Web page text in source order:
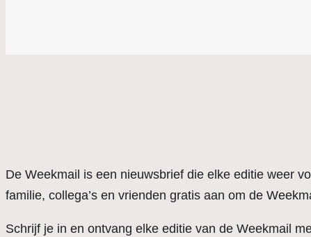
De Weekmail is een nieuwsbrief die elke editie weer
familie, collega’s en vrienden gratis aan om de
Schrijf je in en ontvang elke editie van de Weekmail